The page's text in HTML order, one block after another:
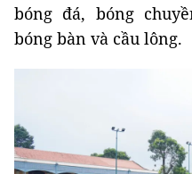
bóng đá, bóng
bóng bàn và cầu lông.